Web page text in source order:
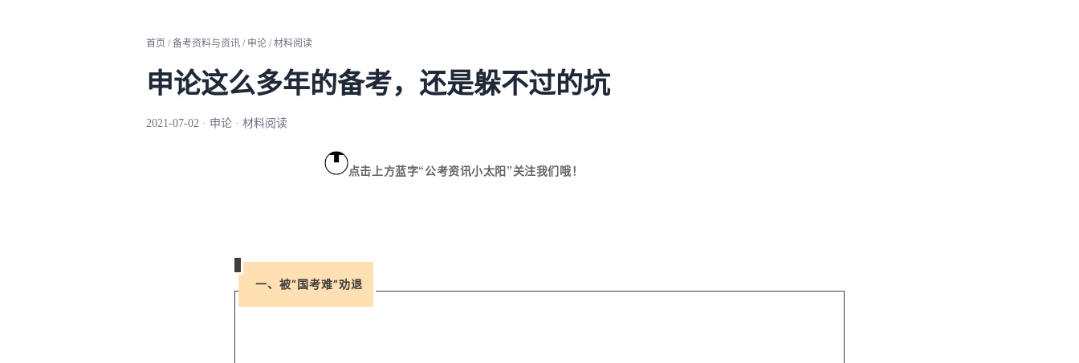
首页 / 备考资料与资讯 / 申论 / 材料阅读
申论这么多年的备考，还是躲不过的坑
2021-07-02 · 申论 · 材料阅读
点击上方蓝字“公考资讯小太阳”关注我们哦！
一、被“国考难”劝退